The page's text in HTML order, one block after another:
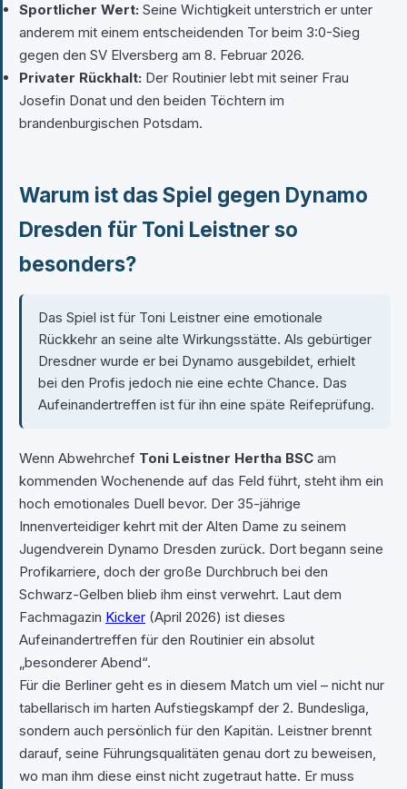
Sportlicher Wert: Seine Wichtigkeit unterstrich er unter
anderem mit einem entscheidenden Tor beim 3:0-Sieg
gegen den SV Elversberg am 8. Februar 2026.
Privater Rückhalt: Der Routinier lebt mit seiner Frau
Josefin Donat und den beiden Töchtern im
brandenburgischen Potsdam.
Warum ist das Spiel gegen Dynamo
Dresden für Toni Leistner so
besonders?
Das Spiel ist für Toni Leistner eine emotionale
Rückkehr an seine alte Wirkungsstätte. Als gebürtiger
Dresdner wurde er bei Dynamo ausgebildet, erhielt
bei den Profis jedoch nie eine echte Chance. Das
Aufeinandertreffen ist für ihn eine späte Reifeprüfung.
Wenn Abwehrchef Toni Leistner Hertha BSC am
kommenden Wochenende auf das Feld führt, steht ihm ein
hoch emotionales Duell bevor. Der 35-jährige
Innenverteidiger kehrt mit der Alten Dame zu seinem
Jugendverein Dynamo Dresden zurück. Dort begann seine
Profikarriere, doch der große Durchbruch bei den
Schwarz-Gelben blieb ihm einst verwehrt. Laut dem
Fachmagazin Kicker (April 2026) ist dieses
Aufeinandertreffen für den Routinier ein absolut
„besonderer Abend“.
Für die Berliner geht es in diesem Match um viel – nicht nur
tabellarisch im harten Aufstiegskampf der 2. Bundesliga,
sondern auch persönlich für den Kapitän. Leistner brennt
darauf, seine Führungsqualitäten genau dort zu beweisen,
wo man ihm diese einst nicht zugetraut hatte. Er muss